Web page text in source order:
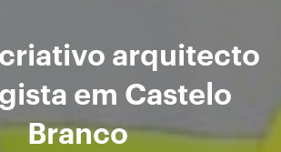
arquitecto
em Castelo
Branco